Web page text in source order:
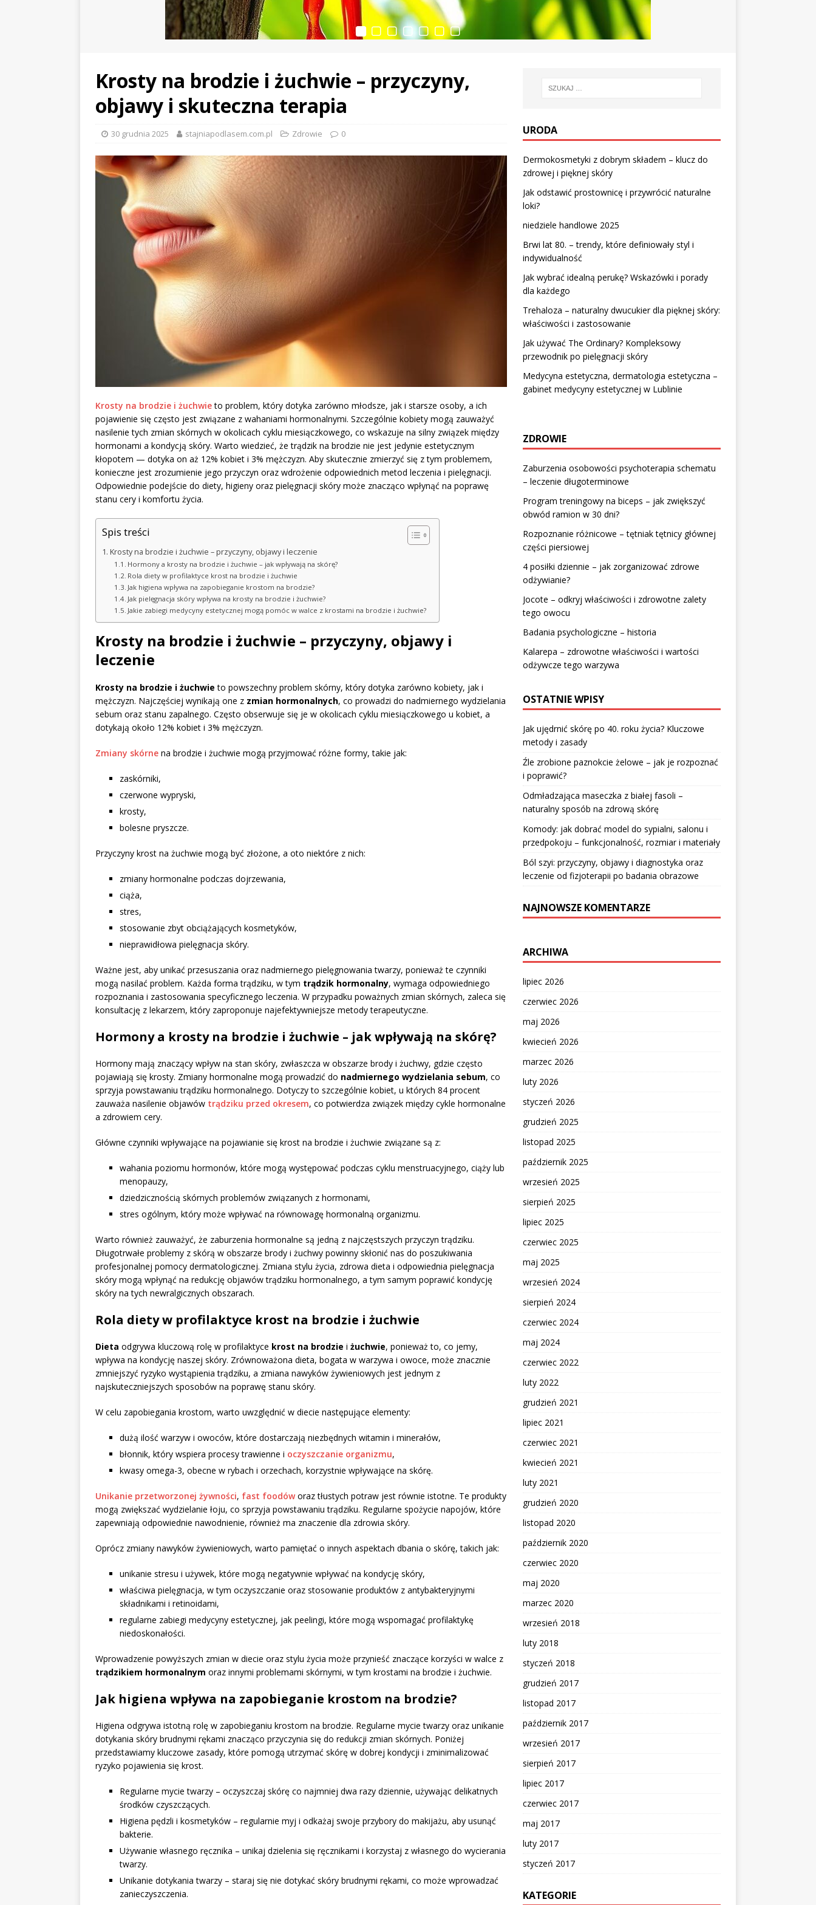
Krosty na brodzie i żuchwie – przyczyny,
objawy i skuteczna terapia
30 grudnia 2025 stajniapodlasem.com.pl Zdrowie 0
Krosty na brodzie i żuchwieto problem, który dotyka zarówno młodsze, jak i starsze osoby, a ich
pojawienie się często jest związane z wahaniami hormonalnymi. Szczególnie kobiety mogą zauważyć
nasilenie tych zmian skórnych w okolicach cyklu miesiączkowego, co wskazuje na silny związek między
hormonami a kondycją skóry. Warto wiedzieć, że trądzik na brodzie nie jest jedynie estetycznym
kłopotem — dotyka on aż 12% kobiet i 3% mężczyzn. Aby skutecznie zmierzyć się z tym problemem,
konieczne jest zrozumienie jego przyczyn oraz wdrożenie odpowiednich metod leczenia i pielęgnacji.
Odpowiednie podejście do diety, higieny oraz pielęgnacji skóry może znacząco wpłynąć na poprawę
stanu cery i komfortu życia.
Spis treści
Krosty na brodzie i żuchwie – przyczyny, objawy i leczenie
Hormony a krosty na brodzie i żuchwie – jak wpływają na skórę?
Rola diety w profilaktyce krost na brodzie i żuchwie
Jak higiena wpływa na zapobieganie krostom na brodzie?
Jak pielęgnacja skóry wpływa na krosty na brodzie i żuchwie?
Jakie zabiegi medycyny estetycznej mogą pomóc w walce z krostami na brodzie i żuchwie?
Krosty na brodzie i żuchwie – przyczyny, objawy i
leczenie
Krosty na brodzie i żuchwie to powszechny problem skórny, który dotyka zarówno kobiety, jak i
mężczyzn. Najczęściej wynikają one z zmian hormonalnych, co prowadzi do nadmiernego wydzielania
sebum oraz stanu zapalnego. Często obserwuje się je w okolicach cyklu miesiączkowego u kobiet, a
dotykają około 12% kobiet i 3% mężczyzn.
Zmiany skórne na brodzie i żuchwie mogą przyjmować różne formy, takie jak:
zaskórniki,
czerwone wypryski,
krosty,
bolesne pryszcze.
Przyczyny krost na żuchwie mogą być złożone, a oto niektóre z nich:
zmiany hormonalne podczas dojrzewania,
ciąża,
stres,
stosowanie zbyt obciążających kosmetyków,
nieprawidłowa pielęgnacja skóry.
Ważne jest, aby unikać przesuszania oraz nadmiernego pielęgnowania twarzy, ponieważ te czynniki
mogą nasilać problem. Każda forma trądziku, w tym trądzik hormonalny, wymaga odpowiedniego
rozpoznania i zastosowania specyficznego leczenia. W przypadku poważnych zmian skórnych, zaleca się
konsultację z lekarzem, który zaproponuje najefektywniejsze metody terapeutyczne.
Hormony a krosty na brodzie i żuchwie – jak wpływają na skórę?
Hormony mają znaczący wpływ na stan skóry, zwłaszcza w obszarze brody i żuchwy, gdzie często
pojawiają się krosty. Zmiany hormonalne mogą prowadzić do nadmiernego wydzielania sebum, co
sprzyja powstawaniu trądziku hormonalnego. Dotyczy to szczególnie kobiet, u których 84 procent
zauważa nasilenie objawów trądziku przed okresem, co potwierdza związek między cykle hormonalne
a zdrowiem cery.
Główne czynniki wpływające na pojawianie się krost na brodzie i żuchwie związane są z:
wahania poziomu hormonów, które mogą występować podczas cyklu menstruacyjnego, ciąży lub
menopauzy,
dziedzicznością skórnych problemów związanych z hormonami,
stres ogólnym, który może wpływać na równowagę hormonalną organizmu.
Warto również zauważyć, że zaburzenia hormonalne są jedną z najczęstszych przyczyn trądziku.
Długotrwałe problemy z skórą w obszarze brody i żuchwy powinny skłonić nas do poszukiwania
profesjonalnej pomocy dermatologicznej. Zmiana stylu życia, zdrowa dieta i odpowiednia pielęgnacja
skóry mogą wpłynąć na redukcję objawów trądziku hormonalnego, a tym samym poprawić kondycję
skóry na tych newralgicznych obszarach.
Rola diety w profilaktyce krost na brodzie i żuchwie
Dieta odgrywa kluczową rolę w profilaktyce krost na brodzie i żuchwie, ponieważ to, co jemy,
wpływa na kondycję naszej skóry. Zrównoważona dieta, bogata w warzywa i owoce, może znacznie
zmniejszyć ryzyko wystąpienia trądziku, a zmiana nawyków żywieniowych jest jednym z
najskuteczniejszych sposobów na poprawę stanu skóry.
W celu zapobiegania krostom, warto uwzględnić w diecie następujące elementy:
dużą ilość warzyw i owoców, które dostarczają niezbędnych witamin i minerałów,
błonnik, który wspiera procesy trawienne i oczyszczanie organizmu,
kwasy omega-3, obecne w rybach i orzechach, korzystnie wpływające na skórę.
Unikanie przetworzonej żywności, fast foodóworaz tłustych potraw jest równie istotne. Te produkty
mogą zwiększać wydzielanie łoju, co sprzyja powstawaniu trądziku. Regularne spożycie napojów, które
zapewniają odpowiednie nawodnienie, również ma znaczenie dla zdrowia skóry.
Oprócz zmiany nawyków żywieniowych, warto pamiętać o innych aspektach dbania o skórę, takich jak:
unikanie stresu i używek, które mogą negatywnie wpływać na kondycję skóry,
właściwa pielęgnacja, w tym oczyszczanie oraz stosowanie produktów z antybakteryjnymi
składnikami i retinoidami,
regularne zabiegi medycyny estetycznej, jak peelingi, które mogą wspomagać profilaktykę
niedoskonałości.
Wprowadzenie powyższych zmian w diecie oraz stylu życia może przynieść znaczące korzyści w walce z
trądzikiem hormonalnym oraz innymi problemami skórnymi, w tym krostami na brodzie i żuchwie.
Jak higiena wpływa na zapobieganie krostom na brodzie?
Higiena odgrywa istotną rolę w zapobieganiu krostom na brodzie. Regularne mycie twarzy oraz unikanie
dotykania skóry brudnymi rękami znacząco przyczynia się do redukcji zmian skórnych. Poniżej
przedstawiamy kluczowe zasady, które pomogą utrzymać skórę w dobrej kondycji i zminimalizować
ryzyko pojawienia się krost.
Regularne mycie twarzy – oczyszczaj skórę co najmniej dwa razy dziennie, używając delikatnych
środków czyszczących.
Higiena pędzli i kosmetyków – regularnie myj i odkażaj swoje przybory do makijażu, aby usunąć
bakterie.
Używanie własnego ręcznika – unikaj dzielenia się ręcznikami i korzystaj z własnego do wycierania
twarzy.
Unikanie dotykania twarzy – staraj się nie dotykać skóry brudnymi rękami, co może wprowadzać
zanieczyszczenia.
URODA
Dermokosmetyki z dobrym składem – klucz do
zdrowej i pięknej skóry
Jak odstawić prostownicę i przywrócić naturalne
loki?
niedziele handlowe 2025
Brwi lat 80. – trendy, które definiowały styl i
indywidualność
Jak wybrać idealną perukę? Wskazówki i porady
dla każdego
Trehaloza – naturalny dwucukier dla pięknej skóry:
właściwości i zastosowanie
Jak używać The Ordinary? Kompleksowy
przewodnik po pielęgnacji skóry
Medycyna estetyczna, dermatologia estetyczna –
gabinet medycyny estetycznej w Lublinie
ZDROWIE
Zaburzenia osobowości psychoterapia schematu
– leczenie długoterminowe
Program treningowy na biceps – jak zwiększyć
obwód ramion w 30 dni?
Rozpoznanie różnicowe – tętniak tętnicy głównej
części piersiowej
4 posiłki dziennie – jak zorganizować zdrowe
odżywianie?
Jocote – odkryj właściwości i zdrowotne zalety
tego owocu
Badania psychologiczne – historia
Kalarepa – zdrowotne właściwości i wartości
odżywcze tego warzywa
OSTATNIE WPISY
Jak ujędrnić skórę po 40. roku życia? Kluczowe
metody i zasady
Źle zrobione paznokcie żelowe – jak je rozpoznać
i poprawić?
Odmładzająca maseczka z białej fasoli –
naturalny sposób na zdrową skórę
Komody: jak dobrać model do sypialni, salonu i
przedpokoju – funkcjonalność, rozmiar i materiały
Ból szyi: przyczyny, objawy i diagnostyka oraz
leczenie od fizjoterapii po badania obrazowe
NAJNOWSZE KOMENTARZE
ARCHIWA
lipiec 2026
czerwiec 2026
maj 2026
kwiecień 2026
marzec 2026
luty 2026
styczeń 2026
grudzień 2025
listopad 2025
październik 2025
wrzesień 2025
sierpień 2025
lipiec 2025
czerwiec 2025
maj 2025
wrzesień 2024
sierpień 2024
czerwiec 2024
maj 2024
czerwiec 2022
luty 2022
grudzień 2021
lipiec 2021
czerwiec 2021
kwiecień 2021
luty 2021
grudzień 2020
listopad 2020
październik 2020
czerwiec 2020
maj 2020
marzec 2020
wrzesień 2018
luty 2018
styczeń 2018
grudzień 2017
listopad 2017
październik 2017
wrzesień 2017
sierpień 2017
lipiec 2017
czerwiec 2017
maj 2017
luty 2017
styczeń 2017
KATEGORIE